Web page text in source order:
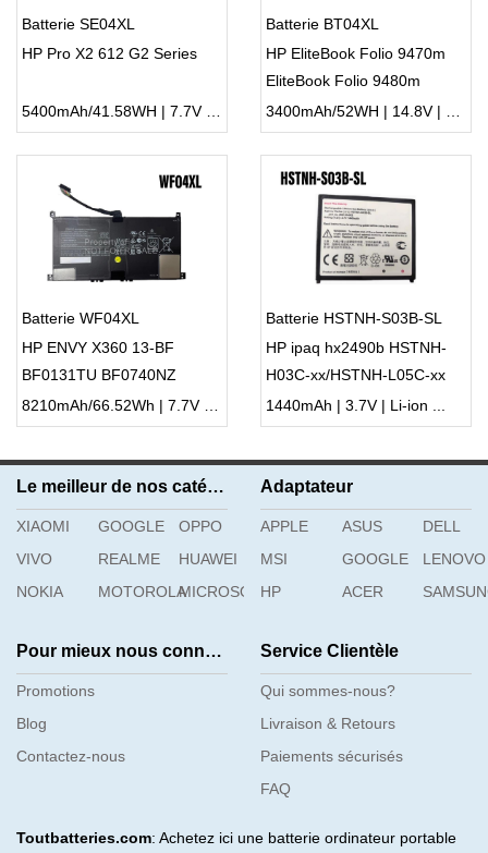
Batterie SE04XL
HP Pro X2 612 G2 Series
5400mAh/41.58WH | 7.7V | Li-ion ...
Batterie BT04XL
HP EliteBook Folio 9470m
EliteBook Folio 9480m
3400mAh/52WH | 14.8V | Li-ion ...
Batterie WF04XL
HP ENVY X360 13-BF
BF0131TU BF0740NZ
BF0505NA
8210mAh/66.52Wh | 7.7V | Li-ion ...
Batterie HSTNH-S03B-SL
HP ipaq hx2490b HSTNH-
H03C-xx/HSTNH-L05C-xx
1440mAh | 3.7V | Li-ion ...
Le meilleur de nos catégories
XIAOMI GOOGLE
OPPO
VIVO
REALME
HUAWEI
NOKIA
MOTOROLAMICROSOFT
Adaptateur
APPLE ASUS
DELL
MSI
GOOGLE
LENOVO
HP
ACER
Pour mieux nous connaître
Promotions
Blog
Contactez-nous
Service Clientèle
Qui sommes-nous?
Livraison & Retours
Paiements sécurisés
FAQ
Toutbatteries.com: Achetez ici une batterie ordinateur portable